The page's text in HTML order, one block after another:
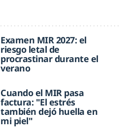
Examen MIR 2027: el
riesgo letal de
procrastinar durante el
verano
Cuando el MIR pasa
factura: "El estrés
también dejó huella en
mi piel"